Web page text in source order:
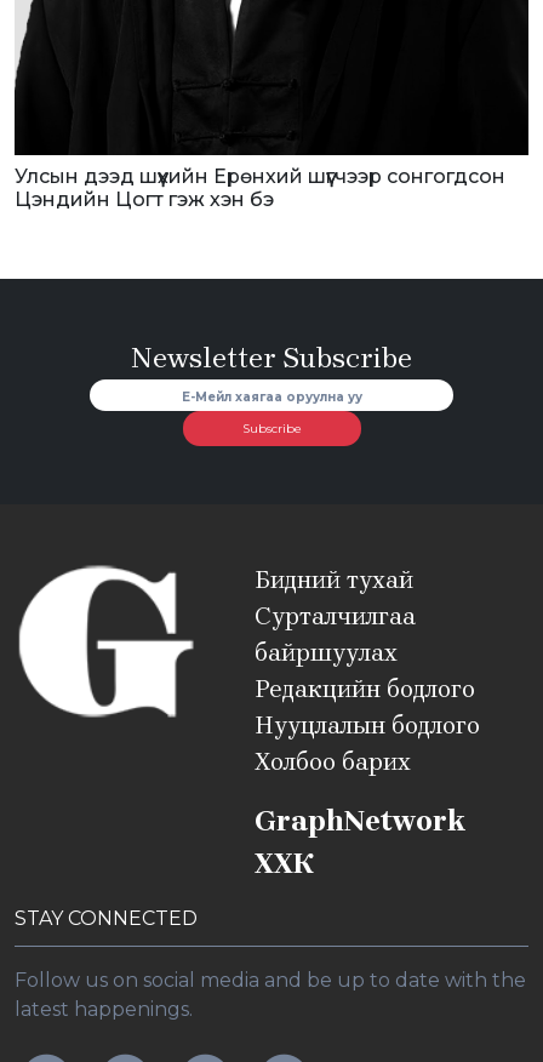
Улсын дээд шүүхийн Ерөнхий шүүгчээр сонгогдсон
Цэндийн Цогт гэж хэн бэ
Newsletter Subscribe
Subscribe
Бидний тухай
Сурталчилгаа
байршуулах
Редакцийн бодлого
Нууцлалын бодлого
Холбоо барих
GraphNetwork
ХХК
STAY CONNECTED
Follow us on social media and be up to date with the
latest happenings.